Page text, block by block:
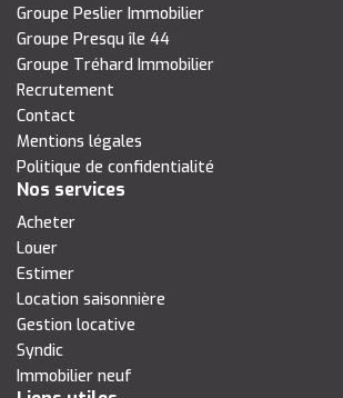
Groupe Peslier Immobilier
Groupe Presqu île 44
Groupe Tréhard Immobilier
Recrutement
Contact
Mentions légales
Politique de confidentialité
Nos services
Acheter
Louer
Estimer
Location saisonnière
Gestion locative
Syndic
Immobilier neuf